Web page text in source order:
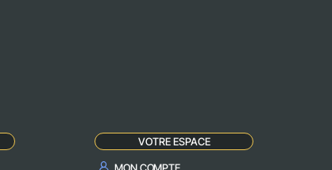
VOTRE ESPACE
MON COMPTE